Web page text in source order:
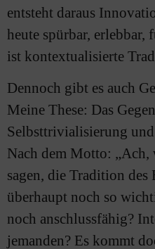
entsteht daraus
heute spürbar, erlebbar,
ist kontextualisierte
Dennoch gibt es auch
Meine These: Das
Selbsttrivialisierung
Nach dem Motto: „Ach,
sagen, die Tradition des
überhaupt noch so
noch anschlussfähig?
jemanden? Es kommt